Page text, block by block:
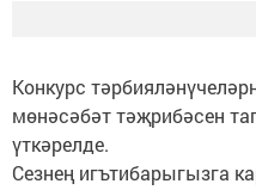
Конкурс
мөнәсәбәт тәҗрибәсен
үткәрелде.
Сезнең игътибарыгызга